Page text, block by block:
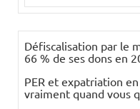
Défiscalisation par le
66 % de ses dons en
PER et expatriation
vraiment quand vous